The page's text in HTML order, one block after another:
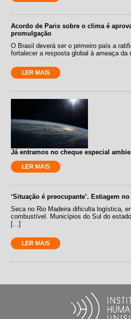
Acordo de Paris sobre o clima é
promulgação
O Brasil deverá ser o primeiro país a
fortalecer a resposta global à ameaça
LER MAIS
Já entramos no cheque especial
LER MAIS
‘Situação é preocupante’. Estiagem
Seca no Rio Madeira dificulta logística,
combustível. Municípios do Sul do
[...]
LER MAIS